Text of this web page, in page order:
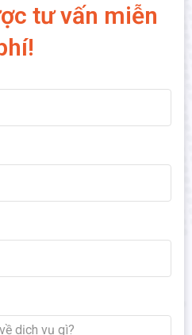
tư vấn miễn